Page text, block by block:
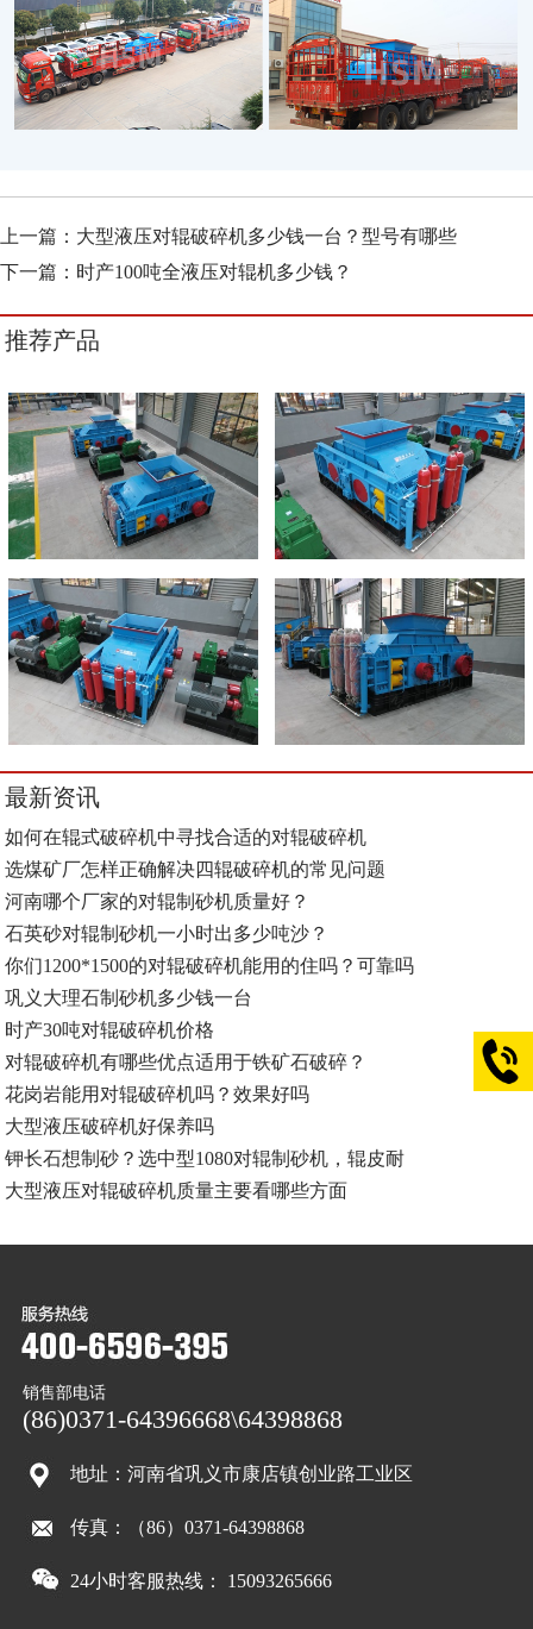
上一篇： 大型液压对辊破碎机多少钱一台？型号有哪些
下一篇： 时产100吨全液压对辊机多少钱？
推荐产品
最新资讯
如何在辊式破碎机中寻找合适的对辊破碎机
选煤矿厂怎样正确解决四辊破碎机的常见问题
河南哪个厂家的对辊制砂机质量好？
石英砂对辊制砂机一小时出多少吨沙？
你们1200*1500的对辊破碎机能用的住吗？可靠吗
巩义大理石制砂机多少钱一台
时产30吨对辊破碎机价格
对辊破碎机有哪些优点适用于铁矿石破碎？
花岗岩能用对辊破碎机吗？效果好吗
大型液压破碎机好保养吗
钾长石想制砂？选中型1080对辊制砂机，辊皮耐
大型液压对辊破碎机质量主要看哪些方面
销售部电话
(86)0371-64396668\64398868
地址：河南省巩义市康店镇创业路工业区
传真：（86）0371-64398868
24小时客服热线： 15093265666